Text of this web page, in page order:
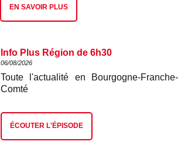
EN SAVOIR PLUS
Info Plus Région de 6h30
06/08/2026
Toute l'actualité en Bourgogne-Franche-
Comté
ÉCOUTER L'ÉPISODE